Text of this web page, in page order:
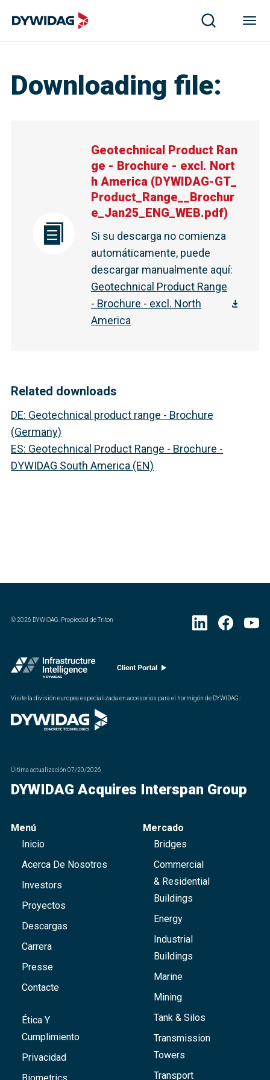
Downloading file:
Geotechnical Product Ran
ge - Brochure - excl. Nort
h America (DYWIDAG-GT_
Product_Range__Brochur
e_Jan25_ENG_WEB.pdf)
Si su descarga no comienza
automáticamente, puede
descargar manualmente aquí:
Geotechnical Product Range
- Brochure - excl. North
America
Related downloads
DE: Geotechnical product range - Brochure
(Germany)
ES: Geotechnical Product Range - Brochure -
DYWIDAG South America (EN)
©2026 DYWIDAG. Propiedad de Triton
Visite la división europea especializada en accesorios para el hormigón de DYWIDAG.:
Última actualización 07/20/2026
DYWIDAG Acquires Interspan Group
Menú
Inicio
Acerca De Nosotros
Investors
Proyectos
Descargas
Carrera
Presse
Contacte
Ética Y
Cumplimiento
Privacidad
Mercado
Bridges
Commercial
& Residential
Buildings
Energy
Industrial
Buildings
Marine
Mining
Tank & Silos
Transmission
Towers
Transport